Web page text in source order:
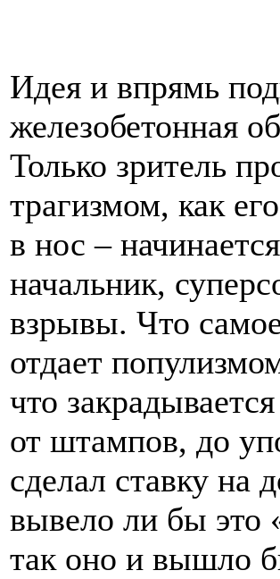
Идея и впрямь
железобетонная
Только зритель
трагизмом, как
в нос –
начальник,
взрывы. Что
отдает
что
от штампов, до
сделал ставку на
вывело ли бы это
так оно и вышло